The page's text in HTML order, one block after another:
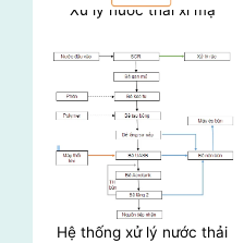
Xử lý nước thải xi mạ
Hệ thống xử lý nước thải